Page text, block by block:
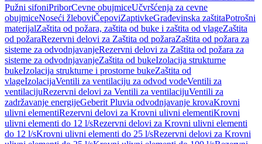
Pužni sifoniPriborCevne obujmiceUčvršćenja za cevne
obujmiceNoseći žleboviČepoviZaptivkeGrađevinska zaštitaPotrošni
materijalZaštita od požara, zaštita od buke i zaštita od vlageZaštita
od požaraRezervni delovi za Zaštita od požaraZaštita od požara za
sisteme za odvodnjavanjeRezervni delovi za Zaštita od požara za
sisteme za odvodnjavanjeZaštita od bukeIzolacija strukturne
bukeIzolacija strukturne i prostorne bukeZaštita od
vlageIzolacijaVentili za ventilaciju za odvod vodeVentili za
ventilacijuRezervni delovi za Ventili za ventilacijuVentili za
zadržavanje energijeGeberit Pluvia odvodnjavanje krovaKrovni
ulivni elementiRezervni delovi za Krovni ulivni elementiKrovni
ulivni elementi do 12 l/sRezervni delovi za Krovni ulivni elementi
do 12 l/sKrovni ulivni elementi do 25 l/sRezervni delovi za Krovni